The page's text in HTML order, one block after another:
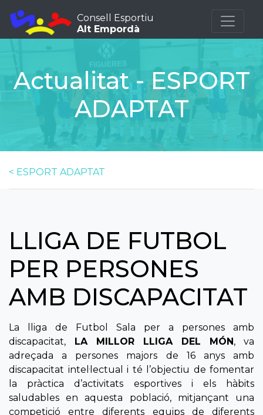
Consell Esportiu
Alt Empordà
Actualitat - ESPORT
ADAPTAT
< ESPORT ADAPTAT
LLIGA DE FUTBOL
PER PERSONES
AMB DISCAPACITAT
La lliga de Futbol Sala per a persones amb
discapacitat, LA MILLOR LLIGA DEL MÓN, va
adreçada a persones majors de 16 anys amb
discapacitat intel·lectual i té l’objectiu de fomentar
la pràctica d’activitats esportives i els hàbits
saludables en aquesta població, mitjançant una
competició entre diferents equips de diferents